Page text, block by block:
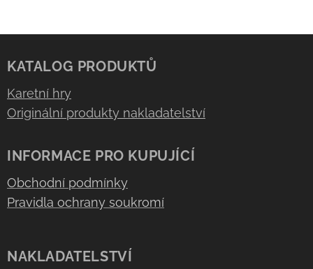
KATALOG PRODUKTŮ
Karetní hry
Originální produkty nakladatelství
INFORMACE PRO KUPUJÍCÍ
Obchodní podmínky
Pravidla ochrany soukromí
NAKLADATELSTVÍ